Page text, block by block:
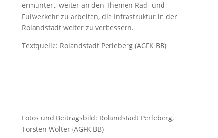
ermuntert, weiter an den Themen Rad- und
Fußverkehr zu arbeiten, die Infrastruktur in der
Rolandstadt weiter zu verbessern.
Textquelle: Rolandstadt Perleberg (AGFK BB)
Fotos und Beitragsbild: Rolandstadt Perleberg,
Torsten Wolter (AGFK BB)